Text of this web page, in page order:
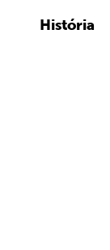
História